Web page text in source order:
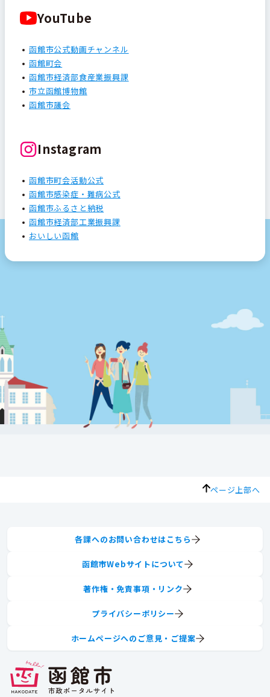
YouTube
函館市公式動画チャンネル
函館町会
函館市経済部食産業振興課
市立函館博物館
函館市議会
Instagram
函館市町会活動公式
函館市感染症・難病公式
函館市ふるさと納税
函館市経済部工業振興課
おいしい函館
ページ上部へ
各課へのお問い合わせはこちら
函館市Webサイトについて
著作権・免責事項・リンク
プライバシーポリシー
ホームページへのご意見・ご提案